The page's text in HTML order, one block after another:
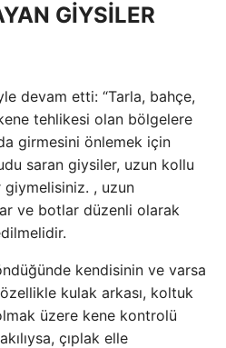
GİYSİLER
devam etti: “Tarla, bahçe,
tehlikesi olan bölgelere
girmesini önlemek için
saran giysiler, uzun kollu
, uzun
ve botlar düzenli olarak
kendisinin ve varsa
kulak arkası, koltuk
üzere kene kontrolü
çıplak elle